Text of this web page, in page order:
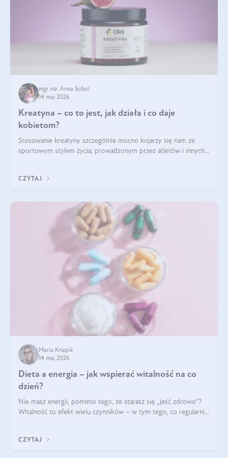
mgr inż. Anna Sobol
14 maj 2026
Kreatyna – co to jest, jak działa i co daje
kobietom?
Stosowanie kreatyny szczególnie mocno kojarzy się nam ze
sportowym stylem życia, prowadzonym przez atletów i innych
zwiększa masę
CZYTAJ
Maria Knapik
14 maj 2026
Dieta a energia – jak wspierać witalność na co
dzień?
Nie masz energii, pomimo tego, że starasz się „jeść zdrowo”?
Witalność to efekt wielu czynników – w tym tego, co regularnie
CZYTAJ